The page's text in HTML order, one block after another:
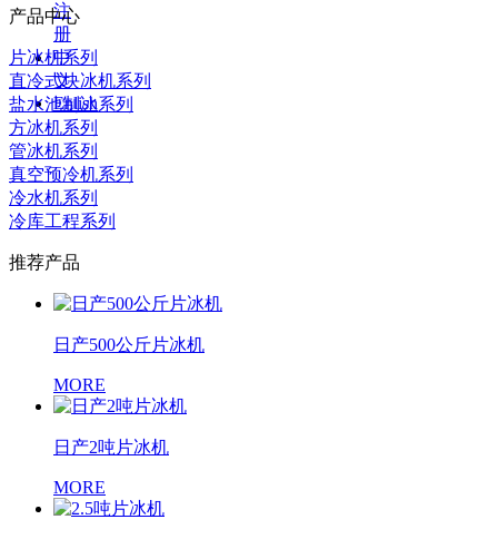
注
册
中
文
Enlish
产品中心
片冰机系列
直冷式块冰机系列
盐水池制冰系列
方冰机系列
管冰机系列
真空预冷机系列
冷水机系列
冷库工程系列
推荐产品
日产500公斤片冰机
MORE
日产2吨片冰机
MORE